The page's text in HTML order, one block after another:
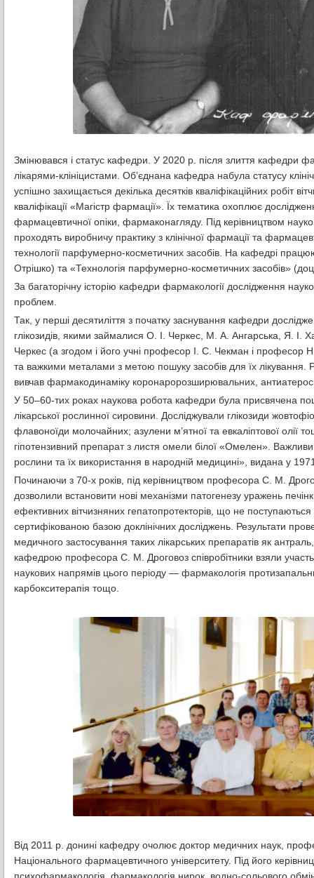
Змінювався і статус кафедри. У 2020 р. після злиття кафедри
лікарями-клініцистами. Об’єднана кафедра набула статусу
успішно захищається декілька десятків кваліфікаційних робіт
кваліфікації «Магістр фармації». Їх тематика охоплює
фармацевтичної опіки, фармаконагляду. Під керівництвом
проходять виробничу практику з клінічної фармації та
технології парфумерно-косметичних засобів. На кафедрі
Отрішко) та «Технологія парфумерно-косметичних засобів»
За багаторічну історію кафедри фармакології дослідження
проблем.
Так, у перші десятиліття з початку заснування кафедри
глікозидів, якими займалися О. І. Черкес, М. А. Ангарська, Я. І.
Черкес (а згодом і його учні професор І. С. Чекман і професор
та важкими металами з метою пошуку засобів для їх лікування.
вивчав фармакодинаміку коронаророзширювальних,
У 50–60-тих роках наукова робота кафедри була присвячена
лікарської рослинної сировини. Досліджували глікозиди
флавоноїди молочайних; азулени м’ятної та евкаліптової
гіпотензивний препарат з листя омели білої «Омелен».
рослини та їх використання в народній медицині», видана у
Починаючи з 70-х років, під керівництвом професора С. М.
дозволили встановити нові механізми патогенезу уражень
ефективних вітчизняних гепатопротекторів, що не
сертифікованою базою доклінічних досліджень. Результати
медичного застосування таких лікарських препаратів як
кафедрою професора С. М. Дроговоз співробітники взяли
наукових напрямів цього періоду — фармакологія
карбокситерапія тощо.
Від 2011 р. донині кафедру очолює доктор медичних наук,
Національного фармацевтичного університету. Під його